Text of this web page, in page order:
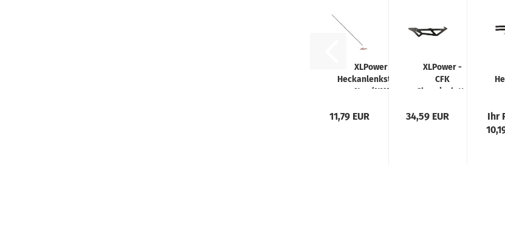
XLPower -
Heckanlenkstange
Neu (NME)
11,79 EUR
XLPower -
CFK
Chassisplatte
34,59 EUR
Ihr